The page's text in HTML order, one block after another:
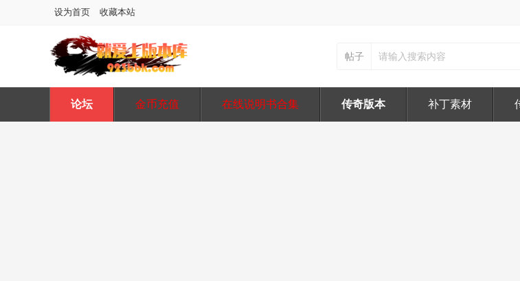
设为首页 收藏本站
帖子
论坛 金币充值 在线说明书合集 传奇版本 补丁素材